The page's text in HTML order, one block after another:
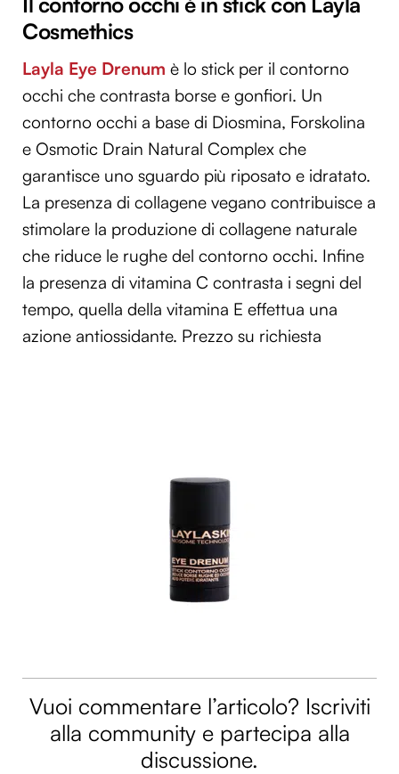
Cosmethics
Layla Eye Drenum è lo stick per il contorno
occhi che contrasta borse e gonfiori. Un
contorno occhi a base di Diosmina, Forskolina
e Osmotic Drain Natural Complex che
garantisce uno sguardo più riposato e idratato.
La presenza di collagene vegano contribuisce a
stimolare la produzione di collagene naturale
che riduce le rughe del contorno occhi. Infine
la presenza di vitamina C contrasta i segni del
tempo, quella della vitamina E effettua una
azione antiossidante. Prezzo su richiesta
Vuoi commentare l’articolo? Iscriviti
alla community e partecipa alla
discussione.